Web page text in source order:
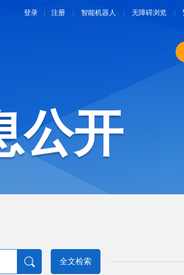
登录 注册 智能机器人 无障碍浏览
公开
全文检索